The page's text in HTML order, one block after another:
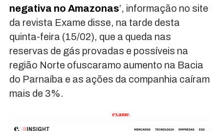
negativa no Amazonas’, informação no site
da revista Exame disse, na tarde desta
quinta-feira (15/02), que a queda nas
reservas de gás provadas e possíveis na
região Norte ofuscaramo aumento na Bacia
do Parnaíba e as ações da companhia caíram
mais de 3%.